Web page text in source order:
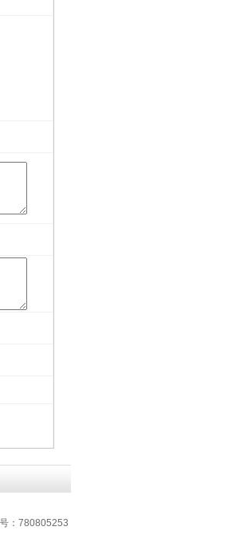
：780805253